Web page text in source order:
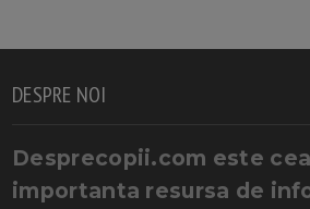
DESPRE NOI
Desprecopii.com este
importanta resursa de